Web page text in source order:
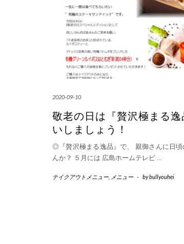
2020-09-10
敬老の日は『贅沢極まる
いしましょう！
◎『贅沢極まる逸品』で、 親御さんに日
んか？ ５月には 広島ホームテレビ…
テイクアウトメニュー メニュー - bybullyouhei